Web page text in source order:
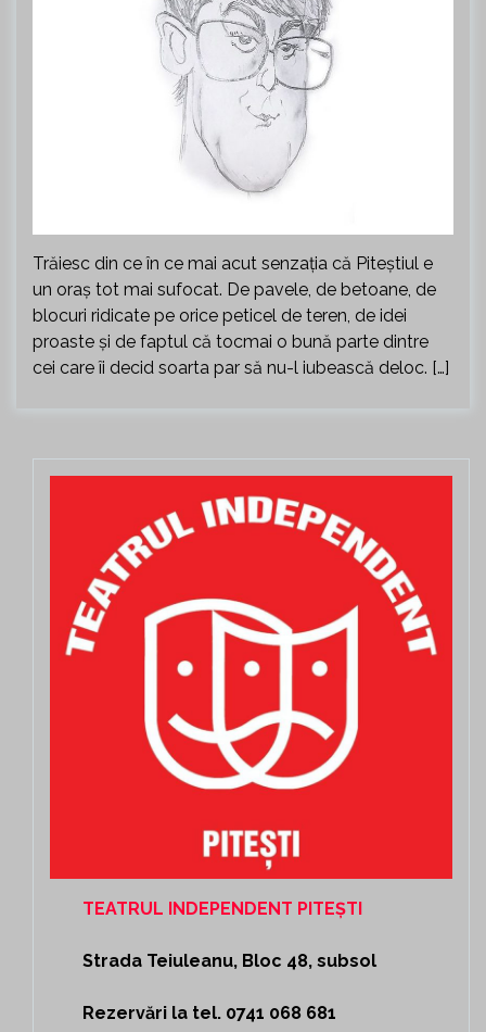
Trăiesc din ce în ce mai acut senzația că Piteștiul e
un oraș tot mai sufocat. De pavele, de betoane, de
blocuri ridicate pe orice peticel de teren, de idei
proaste și de faptul că tocmai o bună parte dintre
cei care îi decid soarta par să nu-l iubească deloc. […]
TEATRUL INDEPENDENT PITEȘTI
Strada Teiuleanu, Bloc 48, subsol
Rezervări la tel. 0741 068 681